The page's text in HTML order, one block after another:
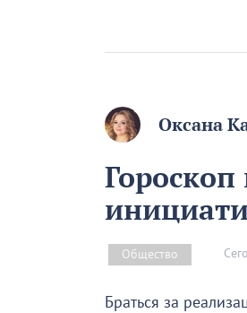
Оксана
Гороскоп
Общество
Браться за